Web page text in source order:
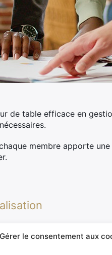
Gérer le consentement aux
de table efficace en
membre apporte
critiques pour
fonctionnels clés à
besoin de membres